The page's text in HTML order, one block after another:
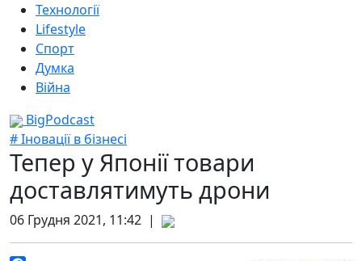
Технології
Lifestyle
Спорт
Думка
Війна
BigPodcast
# Іновації в бізнесі
Тепер у Японії товари
доставлятимуть дрони
06 Грудня 2021, 11:42 |